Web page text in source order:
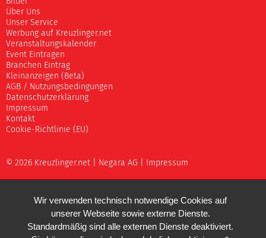
Über Uns
Unser Service
Werbung auf Kreuzlinger.net
Veranstaltungskalender
Event Eintragen
Branchen Eintrag
Kleinanzeigen (Beta)
AGB / Nutzungsbedingungen
Datenschutzerklärung
Impressum
Kontakt
Cookie-Richtlinie (EU)
© 2026 Kreuzlinger.net | Negara AG Impressum
Wir verwenden technisch notwendige Cookies auf
unserer Webseite sowie externe Dienste.
Standardmäßig sind alle externen Dienste deaktiviert.